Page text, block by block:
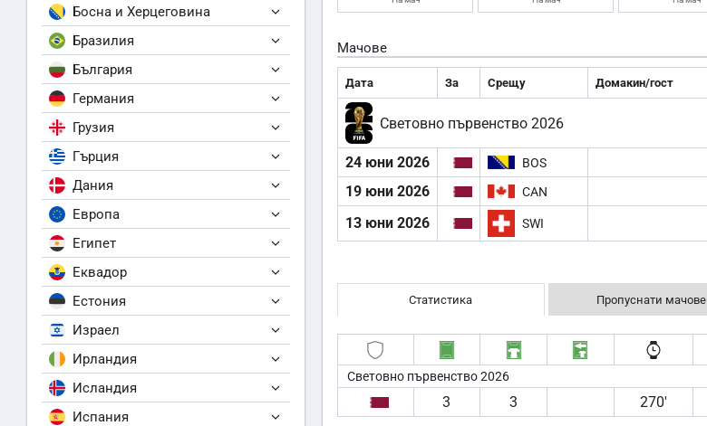
Босна и Херцеговина
Бразилия
България
Германия
Грузия
Гърция
Дания
Европа
Египет
Еквадор
Естония
Израел
Ирландия
Исландия
Испания
Мачове
Дата За Срещу Домакин/гост
Световно първенство 2026
24 юни 2026 BOS
19 юни 2026 CAN
13 юни 2026 SWI
Статистика Пропуснати мачове
Световно първенство 2026
3 3 270′